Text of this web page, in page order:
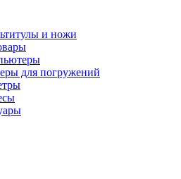
и ножи
для погружений